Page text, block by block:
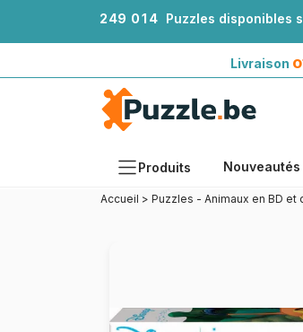
249 01 4 Puzzles disponibles
Livraison
Produits Nouveautés
Âges
Accueil > Puzzles - Animaux en BD et